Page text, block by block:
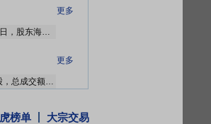
更多
2026年07月29日公布2026年07月21日至2026年07月27日，股东海宁云格投资合伙企业(有限合伙)减持1笔，减持90万股
更多
2026年07月27日共有2笔大宗交易信息，总成交量86万股，总成交额1681.3万元
710.64万元
榜单 大宗交易